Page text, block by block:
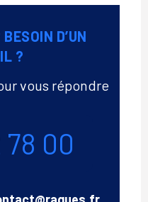
D’UN
?
vous répondre
78 00